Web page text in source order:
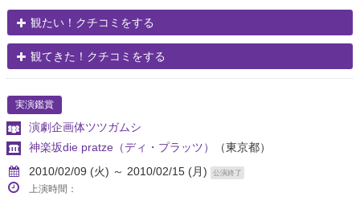
観たい！クチコミをする
観てきた！クチコミをする
実演鑑賞
演劇企画体ツツガムシ
神楽坂die pratze（ディ・プラッツ）
（東京都）
2010/02/09 (火) ～ 2010/02/15 (月)
公演終了
上演時間：